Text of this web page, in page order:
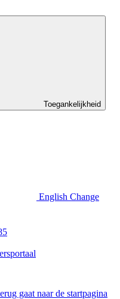
Toegankelijkheid
English Change
gaat naar de startpagina